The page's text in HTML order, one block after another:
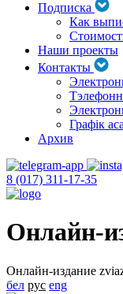
Подписка
Как
Наши проекты
Контакты
Графік
Архив
8 (017) 311-17-35
Онлайн-
Онлайн-издание
бел рус eng